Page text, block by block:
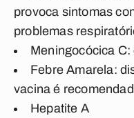
provoca sintomas
problemas
Meningocócica
Febre Amarela:
vacina é
Hepatite A